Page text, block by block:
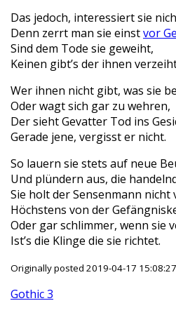
Das jedoch, interessiert sie
Denn zerrt man sie einstvor
Sind dem Tode sie geweiht,
Keinen gibt’s der ihnen
Wer ihnen nicht gibt, was sie
Oder wagt sich gar zu wehren,
Der sieht Gevatter Tod ins
Gerade jene, vergisst er nicht.
So lauern sie stets auf neue
Und plündern aus, die
Sie holt der Sensenmann nicht
Höchstens von der
Oder gar schlimmer, wenn sie
Ist’s die Klinge die sie richtet.
Originally posted 2019-04-17
Gothic 3